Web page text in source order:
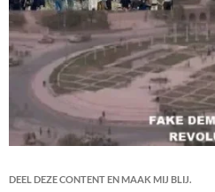
DEEL DEZE CONTENT EN MAAK MIJ BLIJ.